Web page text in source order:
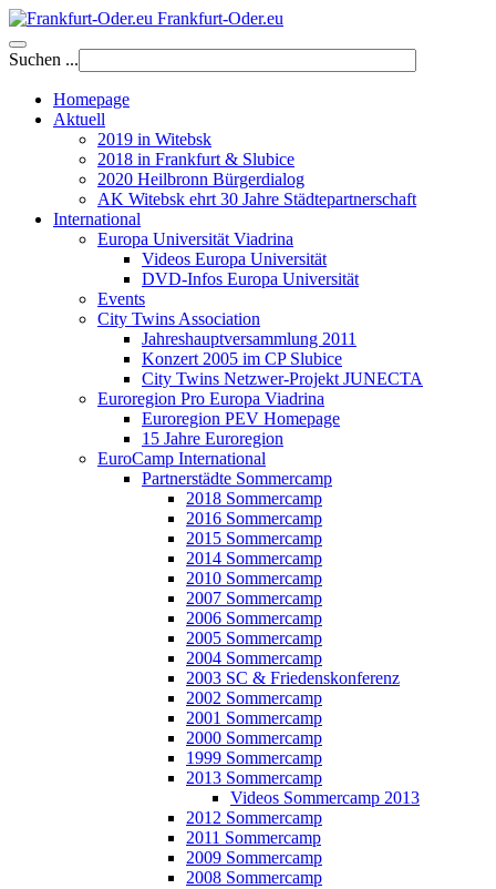
Frankfurt-Oder.eu
Suchen ...
Homepage
Aktuell
2019 in Witebsk
2018 in Frankfurt & Slubice
2020 Heilbronn Bürgerdialog
AK Witebsk ehrt 30 Jahre Städtepartnerschaft
International
Europa Universität Viadrina
Videos Europa Universität
DVD-Infos Europa Universität
Events
City Twins Association
Jahreshauptversammlung 2011
Konzert 2005 im CP Slubice
City Twins Netzwer-Projekt JUNECTA
Euroregion Pro Europa Viadrina
Euroregion PEV Homepage
15 Jahre Euroregion
EuroCamp International
Partnerstädte Sommercamp
2018 Sommercamp
2016 Sommercamp
2015 Sommercamp
2014 Sommercamp
2010 Sommercamp
2007 Sommercamp
2006 Sommercamp
2005 Sommercamp
2004 Sommercamp
2003 SC & Friedenskonferenz
2002 Sommercamp
2001 Sommercamp
2000 Sommercamp
1999 Sommercamp
2013 Sommercamp
Videos Sommercamp 2013
2012 Sommercamp
2011 Sommercamp
2009 Sommercamp
2008 Sommercamp